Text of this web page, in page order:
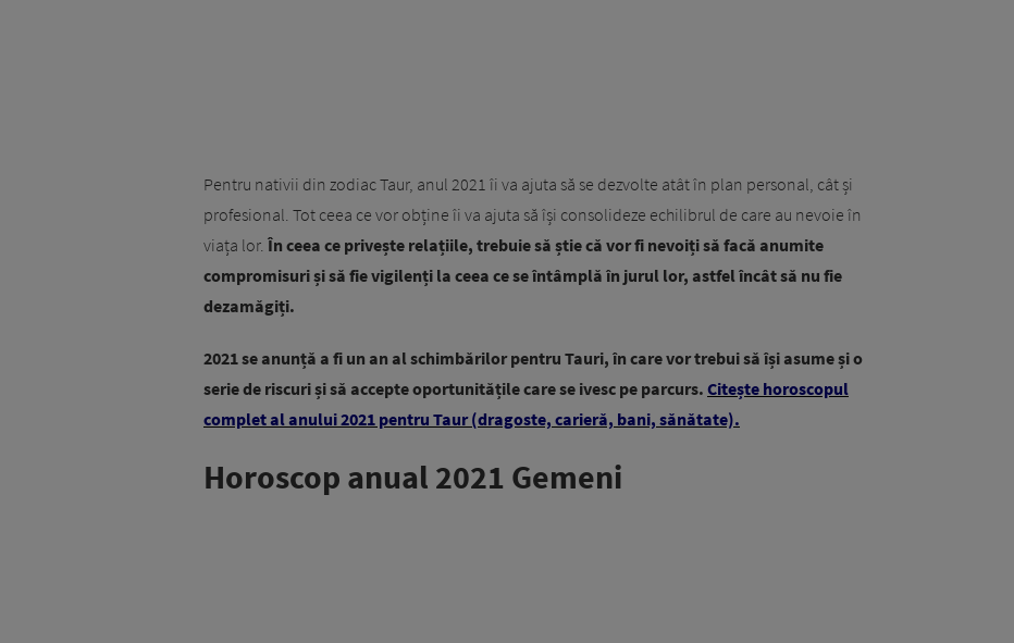
Pentru nativii din zodiac Taur, anul 2021 îi va ajuta să se dezvolte atât în plan personal, cât și
profesional. Tot ceea ce vor obține îi va ajuta să își consolideze echilibrul de care au nevoie în
viața lor. În ceea ce privește relațiile, trebuie să știe că vor fi nevoiți să facă anumite
compromisuri și să fie vigilenți la ceea ce se întâmplă în jurul lor, astfel încât să nu fie
dezamăgiți.
2021 se anunță a fi un an al schimbărilor pentru Tauri, în care vor trebui să își asume și o
serie de riscuri și să accepte oportunitățile care se ivesc pe parcurs. Citește horoscopul
complet al anului 2021 pentru Taur (dragoste, carieră, bani, sănătate).
Horoscop anual 2021 Gemeni